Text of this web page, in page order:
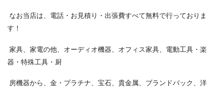
なお当店は、電話・お見積り・出張費すべて無料で行っておりま
す！
家具、家電の他、オーディオ機器、オフィス家具、電動工具・楽
器・特殊工具・厨
房機器から、金・プラチナ、宝石、貴金属、ブランドバック、洋